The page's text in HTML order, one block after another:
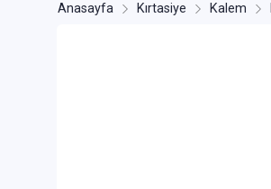
Anasayfa Kırtasiye Kalem